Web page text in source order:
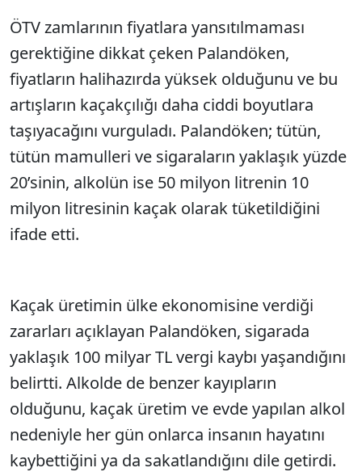
Sesi Aç
ÖTV zamlarının fiyatlara yansıtılmaması
gerektiğine dikkat çeken Palandöken,
fiyatların halihazırda yüksek olduğunu ve bu
artışların kaçakçılığı daha ciddi boyutlara
taşıyacağını vurguladı. Palandöken; tütün,
tütün mamulleri ve sigaraların yaklaşık yüzde
20’sinin, alkolün ise 50 milyon litrenin 10
milyon litresinin kaçak olarak tüketildiğini
ifade etti.
Kaçak üretimin ülke ekonomisine verdiği
zararları açıklayan Palandöken, sigarada
yaklaşık 100 milyar TL vergi kaybı yaşandığını
belirtti. Alkolde de benzer kayıpların
olduğunu, kaçak üretim ve evde yapılan alkol
nedeniyle her gün onlarca insanın hayatını
kaybettiğini ya da sakatlandığını dile getirdi.